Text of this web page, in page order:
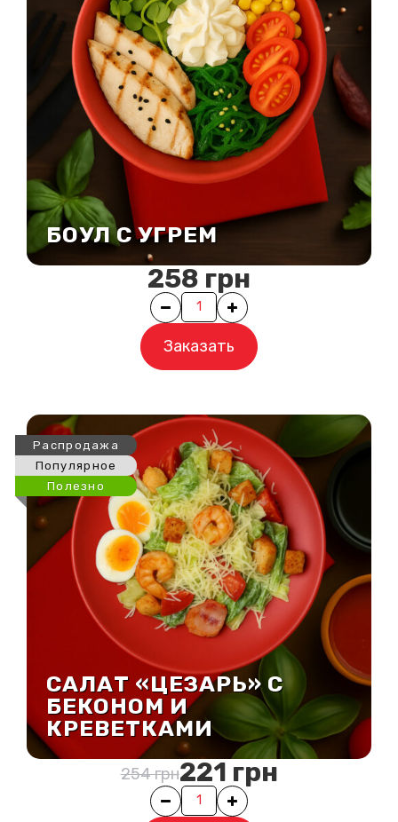
БОУЛ С УГРЕМ
258 грн
Quantity
Заказать
Распродажа
Популярное
Полезно
САЛАТ «ЦЕЗАРЬ» С
БЕКОНОМ И
КРЕВЕТКАМИ
254грн
цена
221 грн
Текущая
цена:
Quantity